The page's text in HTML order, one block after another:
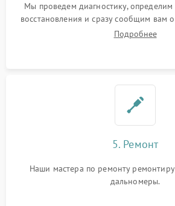
Мы проведем диагностику,
восстановления и сразу сообщим вам
Подробнее
5. Ремонт
Наши мастера по ремонту
дальномеры.